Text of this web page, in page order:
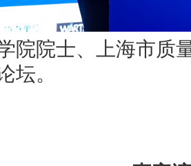
院院士、上海市质
坛。